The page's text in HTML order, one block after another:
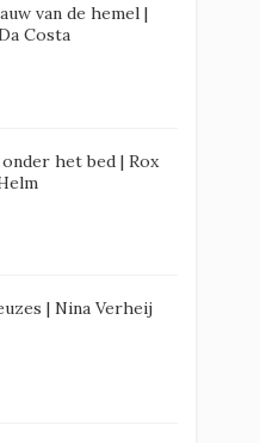
van de hemel |
Costa
het bed | Rox
| Nina Verheij